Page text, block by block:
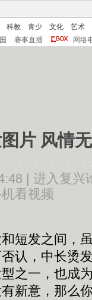
科教 青少 文化
艺术
赛事直播 网络
片 风情
| 进入复兴
看视频
发之间，
认，中长烫
之一，也成
新意，那么